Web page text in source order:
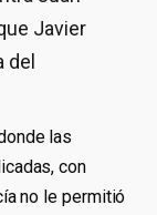
Javier
del
las
con
no le permitió